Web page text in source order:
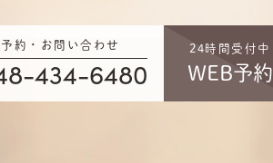
予約・お問い合わせ
434-6480
24時間受付中
WEB予約